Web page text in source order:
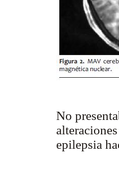
No
epilepsia